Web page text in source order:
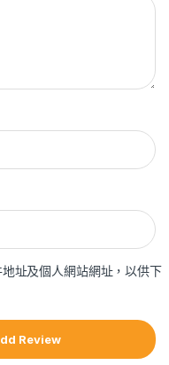
址及個人網站網址，以供下